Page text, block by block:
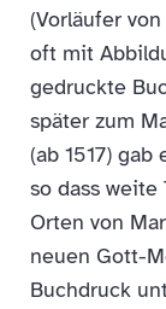
(Vorläufer
oft mit
gedruckte
später zum
(ab 1517)
so dass weite
Orten von
neuen Gott-
Buchdruck